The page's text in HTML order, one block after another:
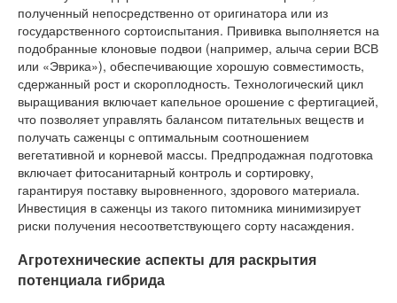
полученный непосредственно от оригинатора или из
государственного сортоиспытания. Прививка выполняется на
подобранные клоновые подвои (например, алыча серии ВСВ
или «Эврика»), обеспечивающие хорошую совместимость,
сдержанный рост и скороплодность. Технологический цикл
выращивания включает капельное орошение с фертигацией,
что позволяет управлять балансом питательных веществ и
получать саженцы с оптимальным соотношением
вегетативной и корневой массы. Предпродажная подготовка
включает фитосанитарный контроль и сортировку,
гарантируя поставку выровненного, здорового материала.
Инвестиция в саженцы из такого питомника минимизирует
риски получения несоответствующего сорту насаждения.
Агротехнические аспекты для раскрытия
потенциала гибрида